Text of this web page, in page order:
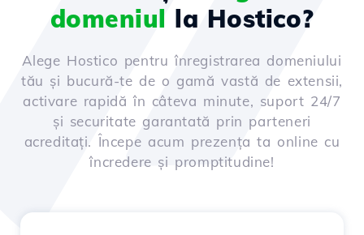
domeniul la Hostico?
Alege Hostico pentru înregistrarea domeniului
tău și bucură-te de o gamă vastă de extensii,
activare rapidă în câteva minute, suport 24/7
și securitate garantată prin parteneri
acreditați. Începe acum prezența ta online cu
încredere și promptitudine!